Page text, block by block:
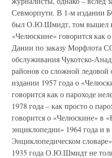
Севморпути. В 1-м издании
был О.Ю.Шмидт, том вышел в
«Челюскине» говорится как
Дании по заказу Морфлота
обслуживания Чукотско-
районов со сложной ледовой
издании 1957 года о
говорится как о пароходе
1978 года – как просто о
говорится о «Челюскине» в
энциклопедии» 1964 года и
Энциклопедическом
1935 года О.Ю.Шмидт не